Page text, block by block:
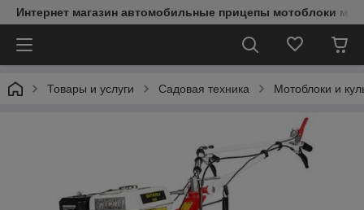
Интернет магазин автомобильные прицепы мотоблоки
Товары и услуги Садовая техника Мотоблоки и